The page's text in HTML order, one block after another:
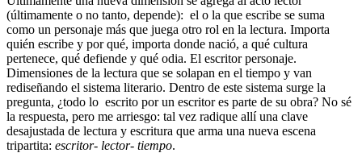
(últimamente o no tanto, depende): el o la que escribe se suma
como un personaje más que juega otro rol en la lectura. Importa
quién escribe y por qué, importa donde nació, a qué cultura
pertenece, qué defiende y qué odia. El escritor personaje.
Dimensiones de la lectura que se solapan en el tiempo y van
rediseñando el sistema literario. Dentro de este sistema surge la
pregunta, ¿todo lo escrito por un escritor es parte de su obra? No sé
la respuesta, pero me arriesgo: tal vez radique allí una clave
desajustada de lectura y escritura que arma una nueva escena
tripartita: escritor- lector- tiempo.